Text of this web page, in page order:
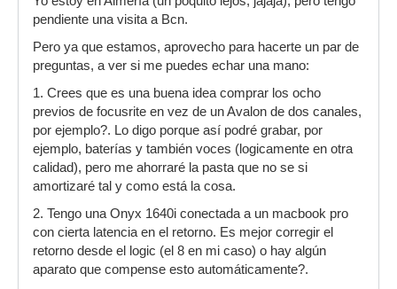
pendiente una visita a Bcn.
Pero ya que estamos, aprovecho para hacerte un par de
preguntas, a ver si me puedes echar una mano:
1. Crees que es una buena idea comprar los ocho
previos de focusrite en vez de un Avalon de dos canales,
por ejemplo?. Lo digo porque así podré grabar, por
ejemplo, baterías y también voces (logicamente en otra
calidad), pero me ahorraré la pasta que no se si
amortizaré tal y como está la cosa.
2. Tengo una Onyx 1640i conectada a un macbook pro
con cierta latencia en el retorno. Es mejor corregir el
retorno desde el logic (el 8 en mi caso) o hay algún
aparato que compense esto automáticamente?.